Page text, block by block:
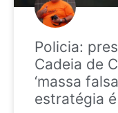
Policia:
Cadeia de
‘massa
estratégia